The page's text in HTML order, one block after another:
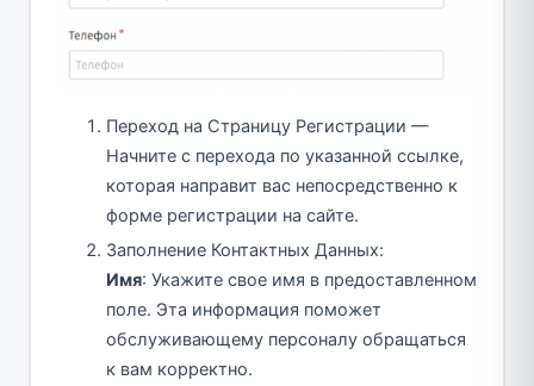
Переход на Страницу Регистрации —
Начните с перехода по указанной ссылке,
которая направит вас непосредственно к
форме регистрации на сайте.
Заполнение Контактных Данных:
Имя: Укажите свое имя в предоставленном
поле. Эта информация поможет
обслуживающему персоналу обращаться
к вам корректно.